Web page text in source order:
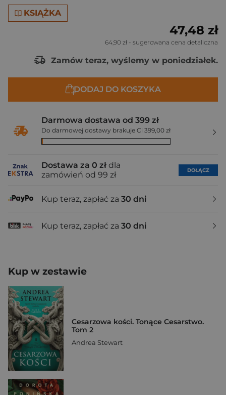
KSIĄŻKA
47,48 zł
64,90 zł - sugerowana cena detaliczna
Zamów teraz, wyślemy w poniedziałek.
DODAJ DO KOSZYKA
Darmowa dostawa od 399 zł
Do darmowej dostawy brakuje Ci 399,00 zł
Dostawa za 0 zł dla
zamówień od 99 zł
DOŁĄCZ
Kup teraz, zapłać za 30 dni
Kup teraz, zapłać za 30 dni
Kup w zestawie
Cesarzowa kości. Tonące Cesarstwo.
Tom 2
Andrea Stewart